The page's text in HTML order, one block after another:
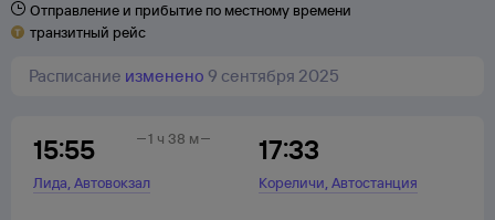
Отправление и прибытие по местному времени
транзитный рейс
Расписание изменено 9 сентября 2025
15:55
Лида,Автовокзал
17:33
Кореличи,Автостанция
1 ч 38 м